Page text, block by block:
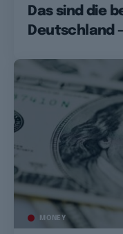
Das sind die
Deutschland
MONEY